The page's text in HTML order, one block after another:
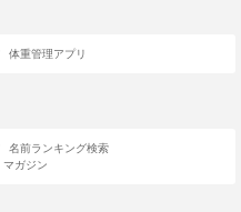
体重管理アプリ
名前ランキング検索
マガジン